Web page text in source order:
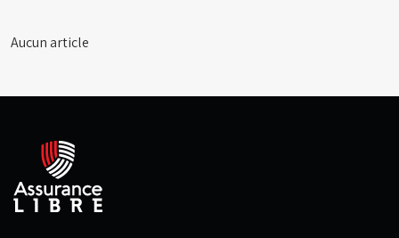
Aucun article